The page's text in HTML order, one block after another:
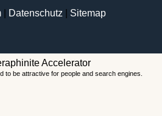
Datenschutz Sitemap
Accelerator
to be attractive for people and search engines.